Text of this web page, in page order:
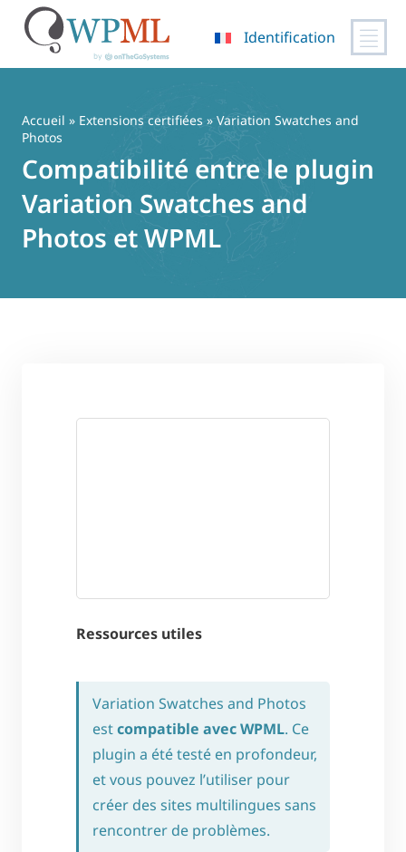
contenu
Identification
Accueil » Extensions certifiées » Variation Swatches and
Photos
Compatibilité entre le plugin
Variation Swatches and
Photos et WPML
Ressources utiles
Variation Swatches and Photos
estcompatible avec WPML. Ce
plugin a été testé en profondeur,
et vous pouvez l’utiliser pour
créer des sites multilingues sans
rencontrer de problèmes.